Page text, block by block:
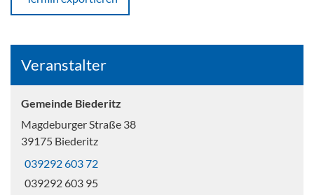
Veranstalter
Gemeinde Biederitz
Magdeburger Straße 38
39175 Biederitz
039292 603 72
039292 603 95